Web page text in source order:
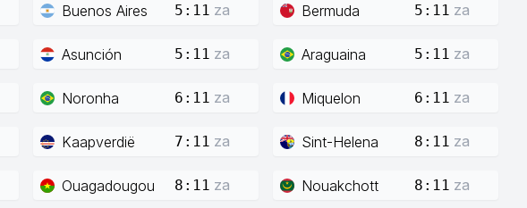
Buenos Aires 5:11 za Bermuda 5:11 za
Asunción 5:11 za Araguaina 5:11 za
Noronha 6:11 za Miquelon 6:11 za
Kaapverdië 7:11 za Sint-Helena 8:11 za
Ouagadougou 8:11 za Nouakchott 8:11 za